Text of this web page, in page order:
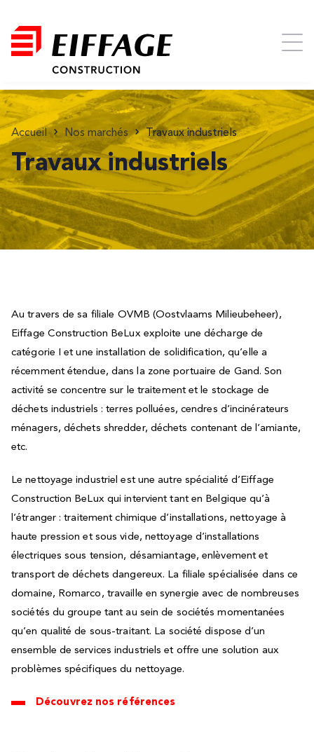
Accueil Nos marchés Travaux industriels
Travaux industriels
Au travers de sa filiale OVMB (Oostvlaams Milieubeheer),
Eiffage Construction BeLuxexploite une décharge de
catégorie I et une installation de solidification, qu’elle a
récemment étendue, dans la zone portuaire de Gand. Son
activité se concentre sur le traitement et le stockage de
déchets industriels : terres polluées, cendres d’incinérateurs
ménagers, déchets shredder, déchets contenant de l’amiante,
etc.
Le nettoyage industriel est une autre spécialité d’Eiffage
Construction BeLuxqui intervient tant en Belgique qu’à
l’étranger : traitement chimique d’installations, nettoyage à
haute pression et sous vide, nettoyage d’installations
électriques sous tension, désamiantage, enlèvement et
transport de déchets dangereux. La filiale spécialisée dans ce
domaine, Romarco, travaille en synergie avec de nombreuses
sociétés du groupe tant au sein de sociétés momentanées
qu’en qualité de sous-traitant. La société dispose d’un
ensemble de services industriels et offre une solution aux
problèmes spécifiques du nettoyage.
Découvrez nos références